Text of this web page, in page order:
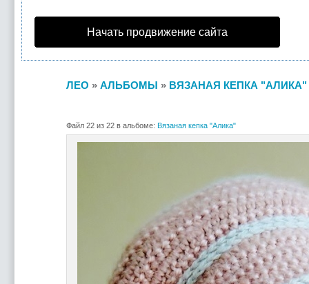
Начать продвижение сайта
ЛЕО » АЛЬБОМЫ » ВЯЗАНАЯ КЕПКА "АЛИКА"
Файл 22 из 22 в альбоме: Вязаная кепка "Алика"